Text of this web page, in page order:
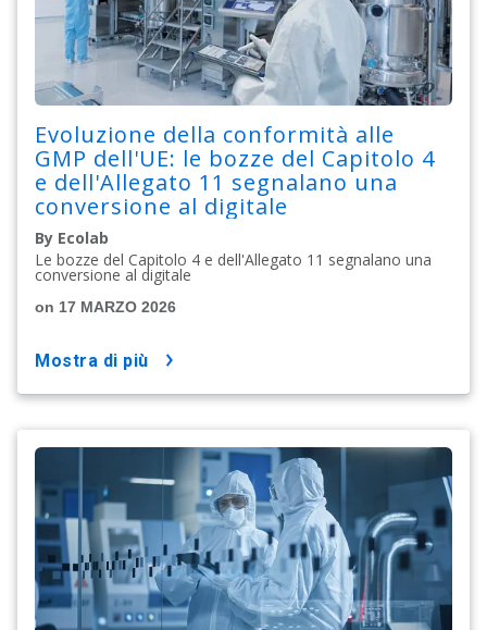
Evoluzione della conformità alle
GMP dell'UE: le bozze del Capitolo 4
e dell'Allegato 11 segnalano una
conversione al digitale
By Ecolab
Le bozze del Capitolo 4 e dell'Allegato 11 segnalano una
conversione al digitale
on 17 MARZO 2026
mostra di più